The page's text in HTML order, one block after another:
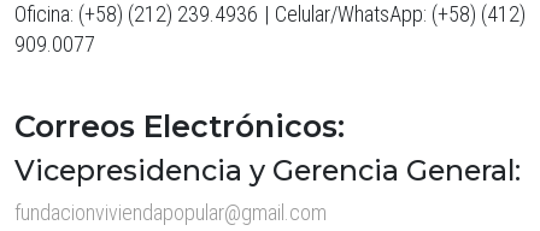
Oficina: (+58) (212) 239.4936 | Celular/WhatsApp: (+58) (412)
909.0077
Correos Electrónicos:
Vicepresidencia y Gerencia General:
fundacionviviendapopular@gmail.com